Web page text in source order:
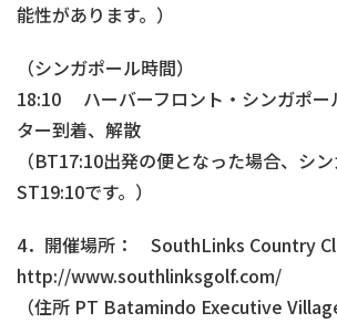
能性があります。）
（シンガポール時間）
18:10 ハーバーフロント・シンガポ
ター到着、解散
（BT17:10出発の便となった場合、シ
ST19:10です。）
4．開催場所： SouthLinks Country
http://www.southlinksgolf.com/
（住所 PT Batamindo Executive